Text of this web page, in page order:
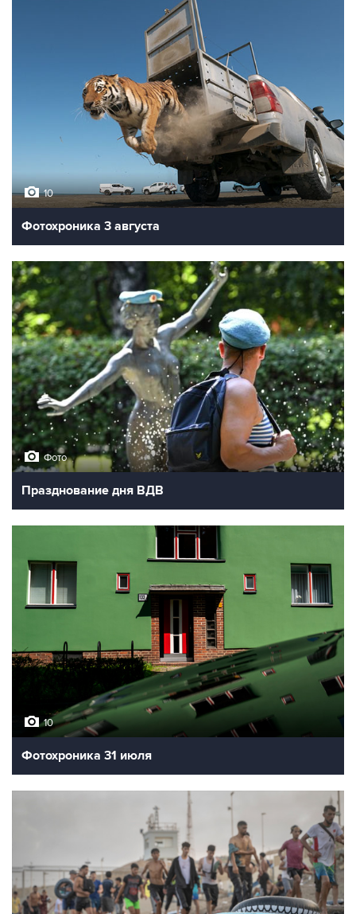
10
Фотохроника 3 августа
Фото
Празднование дня ВДВ
10
Фотохроника 31 июля